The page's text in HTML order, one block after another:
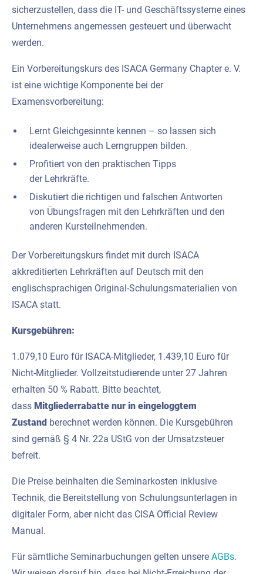
sicherzustellen, dass die IT- und Geschäftssysteme eines
Unternehmens angemessen gesteuert und überwacht
werden.
Ein Vorbereitungskurs des ISACA Germany Chapter e. V.
ist eine wichtige Komponente bei der
Examensvorbereitung:
Lernt Gleichgesinnte kennen – so lassen sich
idealerweise auch Lerngruppen bilden.
Profitiert von den praktischen Tipps
der Lehrkräfte.
Diskutiert die richtigen und falschen Antworten
von Übungsfragen mit den Lehrkräften und den
anderen Kursteilnehmenden.
Der Vorbereitungskurs findet mit durch ISACA
akkreditierten Lehrkräften auf Deutsch mit den
englischsprachigen Original-Schulungsmaterialien von
ISACA statt.
Kursgebühren:
1.079,10 Euro für ISACA-Mitglieder, 1.439,10 Euro für
Nicht-Mitglieder. Vollzeitstudierende unter 27 Jahren
erhalten 50 % Rabatt. Bitte beachtet,
dass Mitgliederrabatte nur in eingeloggtem
Zustand berechnet werden können. Die Kursgebühren
sind gemäß § 4 Nr. 22a UStG von der Umsatzsteuer
befreit.
Die Preise beinhalten die Seminarkosten inklusive
Technik, die Bereitstellung von Schulungsunterlagen in
digitaler Form, aber nicht das CISA Official Review
Manual.
Für sämtliche Seminarbuchungen gelten unsere AGBs.